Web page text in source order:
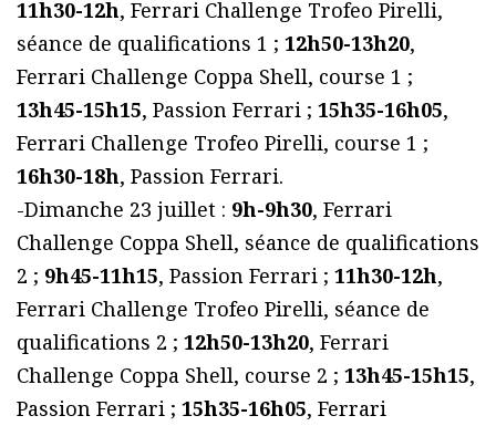
11h30-12h, Ferrari Challenge Trofeo Pirelli,
séance de qualifications 1 ; 12h50-13h20,
Ferrari Challenge Coppa Shell, course 1 ;
13h45-15h15, Passion Ferrari ; 15h35-16h05,
Ferrari Challenge Trofeo Pirelli, course 1 ;
16h30-18h, Passion Ferrari.
-Dimanche 23 juillet : 9h-9h30, Ferrari
Challenge Coppa Shell, séance de qualifications
2 ; 9h45-11h15, Passion Ferrari ; 11h30-12h,
Ferrari Challenge Trofeo Pirelli, séance de
qualifications 2 ; 12h50-13h20, Ferrari
Challenge Coppa Shell, course 2 ; 13h45-15h15,
Passion Ferrari ; 15h35-16h05, Ferrari